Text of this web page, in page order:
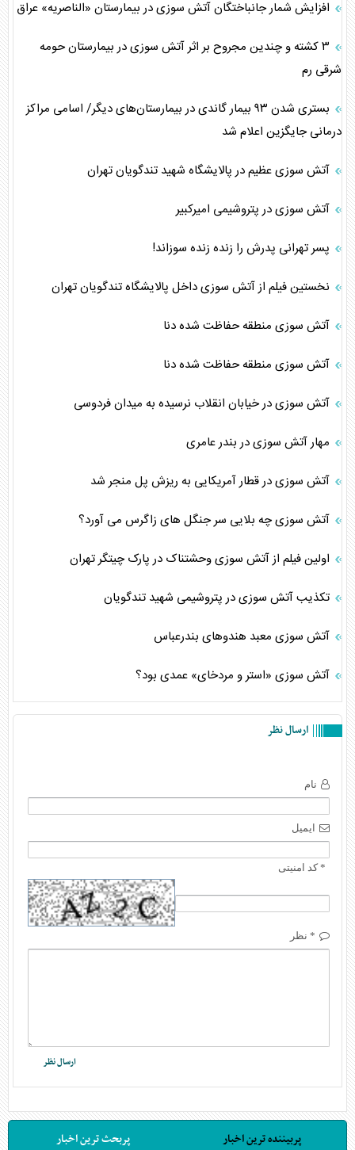
افزایش شمار جانباختگان آتش سوزی در بیمارستان «الناصریه» عراق
۳ کشته و چندین مجروح بر اثر آتش سوزی در بیمارستان حومه
شرقی رم
بستری شدن ۹۳ بیمار گاندی در بیمارستان‌های دیگر/ اسامی مراکز
درمانی جایگزین اعلام شد
آتش سوزی عظیم در پالایشگاه شهید تندگویان تهران
آتش سوزی در پتروشیمی امیرکبیر
پسر تهرانی پدرش را زنده زنده سوزاند!
نخستین فیلم از آتش سوزی داخل پالایشگاه تندگویان تهران
آتش سوزی منطقه حفاظت شده دنا
آتش سوزی منطقه حفاظت شده دنا
آتش سوزی در خیابان انقلاب نرسیده به میدان فردوسی
مهار آتش سوزی در بندر عامری
آتش سوزی در قطار آمریکایی به ریزش پل منجر شد
آتش سوزی چه بلایی سر جنگل های زاگرس می آورد؟
اولین فیلم از آتش سوزی وحشتناک در پارک چیتگر تهران
تکذیب ‌‌آتش سوزی در پتروشیمی شهید تندگویان
آتش سوزی معبد هندوهای بندرعباس
آتش سوزی «استر و مردخای» عمدی بود؟
ارسال نظر
نام
ایمیل
* کد امنیتی
* نظر
پربیننده ترین اخبار پربحث ترین اخبار